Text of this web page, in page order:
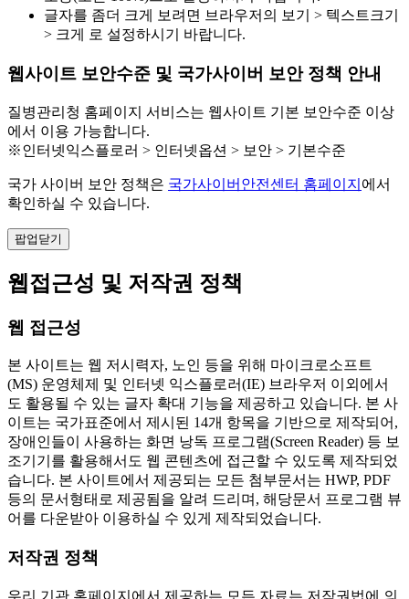
글자를 좀더 크게 보려면 브라우저의 보기 > 텍스트크기
> 크게 로 설정하시기 바랍니다.
웹사이트 보안수준 및 국가사이버 보안 정책 안내
질병관리청 홈페이지 서비스는 웹사이트 기본 보안수준 이상
에서 이용 가능합니다.
※인터넷익스플로러 > 인터넷옵션 > 보안 > 기본수준
국가 사이버 보안 정책은 국가사이버안전센터 홈페이지 에서
확인하실 수 있습니다.
팝업닫기
웹접근성 및 저작권 정책
웹 접근성
본 사이트는 웹 저시력자, 노인 등을 위해 마이크로소프트
(MS) 운영체제 및 인터넷 익스플로러(IE) 브라우저 이외에서
도 활용될 수 있는 글자 확대 기능을 제공하고 있습니다. 본 사
이트는 국가표준에서 제시된 14개 항목을 기반으로 제작되어,
장애인들이 사용하는 화면 낭독 프로그램(Screen Reader) 등 보
조기기를 활용해서도 웹 콘텐츠에 접근할 수 있도록 제작되었
습니다. 본 사이트에서 제공되는 모든 첨부문서는 HWP, PDF
등의 문서형태로 제공됨을 알려 드리며, 해당문서 프로그램 뷰
어를 다운받아 이용하실 수 있게 제작되었습니다.
저작권 정책
우리 기관 홈페이지에서 제공하는 모든 자료는 저작권법에 의